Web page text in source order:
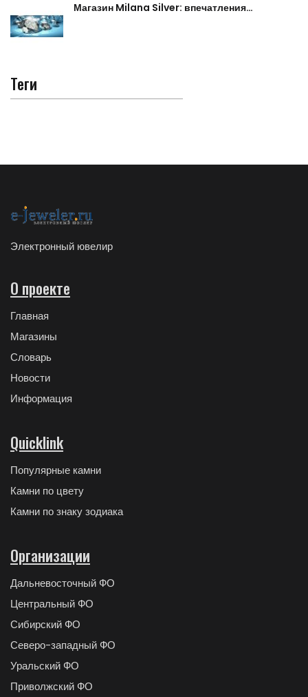
Магазин Milana Silver: впечатления…
Теги
Электронный ювелир
О проекте
Главная
Магазины
Словарь
Новости
Информация
Quicklink
Популярные камни
Камни по цвету
Камни по знаку зодиака
Организации
Дальневосточный ФО
Центральный ФО
Сибирский ФО
Северо-западный ФО
Уральский ФО
Приволжский ФО